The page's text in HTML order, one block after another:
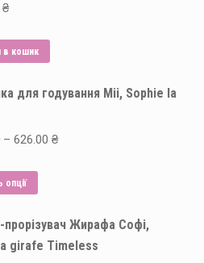
₴
в кошик
для годування Mii, Sophie la
– 626.00 ₴Price
626.00 ₴
опції
має
кілька
прорізувач Жирафа Софі,
girafe Timeless